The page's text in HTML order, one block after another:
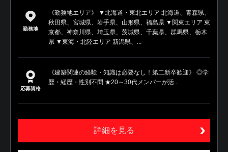
勤務地
《勤務地エリア》 ▼北海道・東北エリア 北海道、青森県、
秋田県、宮城県、岩手県、山形県、福島県 ▼関東エリア 東
京都、神奈川県、埼玉県、茨城県、千葉県、群馬県、栃木
県 ▼東海・北陸エリア 新潟県、...
応募資格
《建築関連の経験・知識は必要なし！第二新卒歓迎》 ◎学
歴・経歴・性別不問 ★20～30代メンバーが活...
詳細を見る